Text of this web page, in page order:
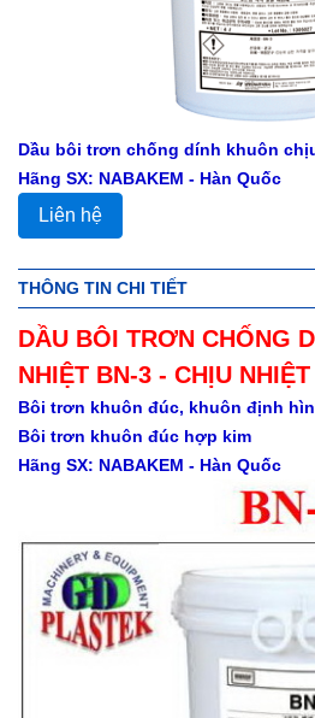
Dầu bôi trơn chống dính khuôn
Hãng SX: NABAKEM - Hàn Quốc
Liên hệ
THÔNG TIN CHI TIẾT
DẦU BÔI TRƠN CHỐNG
NHIỆT BN-3 - CHỊU
Bôi trơn khuôn đúc, khuôn định
Bôi trơn khuôn đúc hợp kim
Hãng SX: NABAKEM - Hàn Quốc